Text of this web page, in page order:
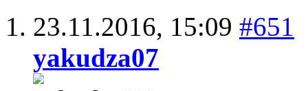
23.11.2016, 15:09 #651
yakudza07